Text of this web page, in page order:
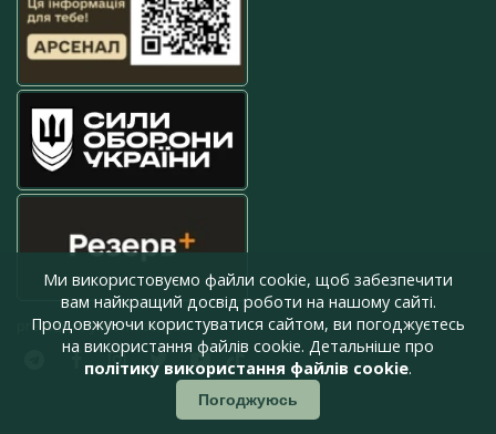
press@armyinform.com.ua
Ми використовуємо файли cookie, щоб забезпечити
вам найкращий досвід роботи на нашому сайті.
Продовжуючи користуватися сайтом, ви погоджуєтесь
на використання файлів cookie. Детальніше про
політику використання файлів cookie.
Погоджуюсь